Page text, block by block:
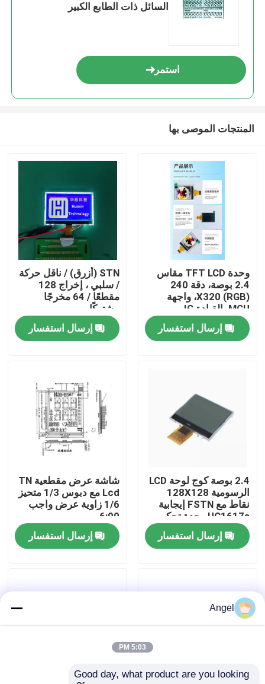
بيت
أشرطة فيديو
معلومات عنا
جولة في المعمل
اتصل بنا
شاشة LCD TFT
السائل ذات الطابع الكبير
استمر
المنتجات الموصى بها
وحدة TFT LCD مقاس
2.4 بوصة، دقة 240
(RGB) X320، واجهة
MCU، القيادة IC
ILI9340X، الساعة
الكاملة، 4 مصابيح LEDإرسال استفسار
STN (أزرق) / ناقل حركة
/ سلبي ، إخراج 128
مقطعًا / 64 مخرجًا
مشتركًا
إرسال استفسار
2.4 بوصة كوج لوحة LCD
الرسومية 128X128
نقاط مع FSTN إيجابية
UC1617s وحدة تحكم
تطبيق لعدة والكهربائية
إرسال استفسار
شاشة عرض مقطعية TN
Lcd مع دبوس 1/3 متحيز
1/6 زاوية عرض واجب
6:00
إرسال استفسار
Angel
5:03 PM
Good day, what product are you looking